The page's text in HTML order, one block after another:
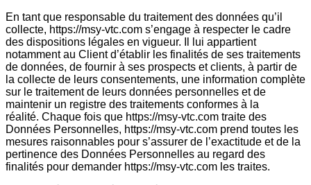
En tant que responsable du traitement des données qu’il
collecte, https://msy-vtc.com s’engage à respecter le cadre
des dispositions légales en vigueur. Il lui appartient
notamment au Client d’établir les finalités de ses traitements
de données, de fournir à ses prospects et clients, à partir de
la collecte de leurs consentements, une information complète
sur le traitement de leurs données personnelles et de
maintenir un registre des traitements conformes à la
réalité. Chaque fois que https://msy-vtc.com traite des
Données Personnelles, https://msy-vtc.com prend toutes les
mesures raisonnables pour s’assurer de l’exactitude et de la
pertinence des Données Personnelles au regard des
finalités pour demander https://msy-vtc.com les traites.